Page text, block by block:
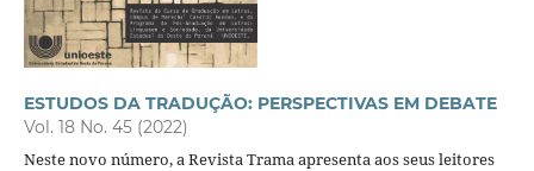
ESTUDOS DA TRADUÇÃO: PERSPECTIVAS EM DEBATE
Vol. 18 No. 45 (2022)
Neste novo número, a Revista Trama apresenta aos seus leitores